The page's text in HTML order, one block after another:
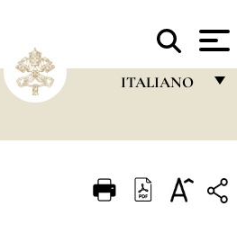
ITALIANO
ITALIANO